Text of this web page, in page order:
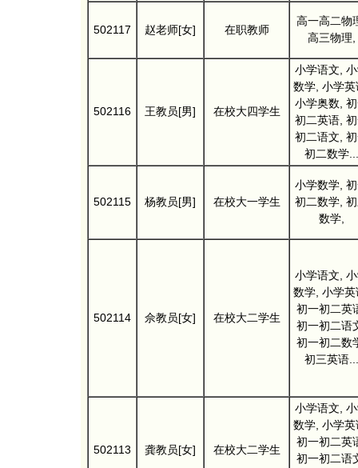
502117 赵老师[女] 在职教师
高一高二物
高三物理,
502116 王教员[男] 在校大四学生
小学语文,
数学, 小学英
小学奥数,
初二英语,
初二语文,
初二数学...
502115 杨教员[男] 在校大一学生
小学数学,
初二数学,
数学,
502114 佘教员[女] 在校大二学生
小学语文,
数学, 小学英
初一初二英
初一初二语
初一初二数
初三英语...
502113 龚教员[女] 在校大二学生
小学语文,
数学, 小学英
初一初二英
初一初二语